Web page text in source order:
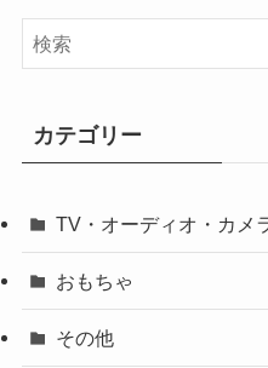
カテゴリー
TV・オーディオ・カメ
おもちゃ
その他